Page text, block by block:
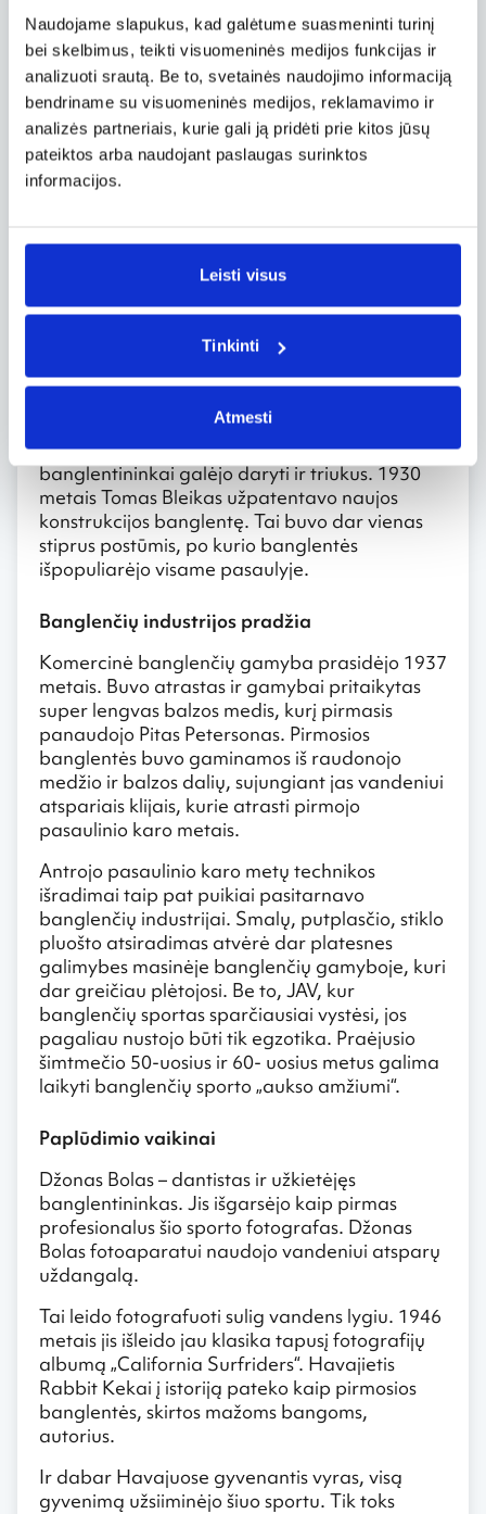
Naudojame slapukus, kad galėtume suasmeninti turinį
bei skelbimus, teikti visuomeninės medijos funkcijas ir
analizuoti srautą. Be to, svetainės naudojimo informaciją
bendriname su visuomeninės medijos, reklamavimo ir
analizės partneriais, kurie gali ją pridėti prie kitos jūsų
pateiktos arba naudojant paslaugas surinktos
informacijos.
Leisti visus
Tinkinti
Atmesti
Jis buvo žymus to meto banglentininkas ir ne
kartą pats patyrė visus pirmųjų lentų
privalumus bei trūkumus.
Beje, būtent jis yra Ramiojo vandenyno
pakrantės banglenčių čempionato Corona Del
Mar paplūdymyje tradicijos pradininkas.
Pirmosios varžybos įvyko 1928 metais. Taip pat
banglentininkus iš vandens. Tačiau į sporto
istoriją šis žmogus įrašytas dėl savo „cigarų“.
Tomas Bleikas yra naujų, lengvų banglenčių
„Bleiko cigarais“. „Cigarai“ svėrė mažiau nei 30
kg. Tuo metu klasikinės lentos svoris siekė net
sumanė pritvirtinti ir pelekus, kurie tik pagerino
lentos manevringumą. Nuo to laiko
banglentininkai galėjo daryti ir triukus. 1930
metais Tomas Bleikas užpatentavo naujos
konstrukcijos banglentę. Tai buvo dar vienas
stiprus postūmis, po kurio banglentės
išpopuliarėjo visame pasaulyje.
Banglenčių industrijos pradžia
Komercinė banglenčių gamyba prasidėjo 1937
metais. Buvo atrastas ir gamybai pritaikytas
super lengvas balzos medis, kurį pirmasis
panaudojo Pitas Petersonas. Pirmosios
banglentės buvo gaminamos iš raudonojo
medžio ir balzos dalių, sujungiant jas vandeniui
atspariais klijais, kurie atrasti pirmojo
pasaulinio karo metais.
Antrojo pasaulinio karo metų technikos
išradimai taip pat puikiai pasitarnavo
banglenčių industrijai. Smalų, putplasčio, stiklo
pluošto atsiradimas atvėrė dar platesnes
galimybes masinėje banglenčių gamyboje, kuri
dar greičiau plėtojosi. Be to, JAV, kur
banglenčių sportas sparčiausiai vystėsi, jos
pagaliau nustojo būti tik egzotika. Praėjusio
šimtmečio 50-uosius ir 60- uosius metus galima
laikyti banglenčių sporto „aukso amžiumi“.
Paplūdimio vaikinai
Džonas Bolas – dantistas ir užkietėjęs
banglentininkas. Jis išgarsėjo kaip pirmas
profesionalus šio sporto fotografas. Džonas
Bolas fotoaparatui naudojo vandeniui atsparų
uždangalą.
Tai leido fotografuoti sulig vandens lygiu. 1946
metais jis išleido jau klasika tapusį fotografijų
albumą „California Surfriders“. Havajietis
Rabbit Kekai į istoriją pateko kaip pirmosios
banglentės, skirtos mažoms bangoms,
autorius.
Ir dabar Havajuose gyvenantis vyras, visą
gyvenimą užsiiminėjo šiuo sportu. Tik toks